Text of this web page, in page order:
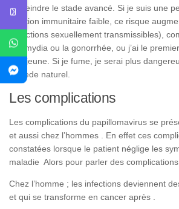
d’atteindre le stade avancé. Si je suis une
fonction immunitaire faible ce risque
(infections sexuellement transmissibles),
chlamydia ou la gonorrhée ou j’ai le premier
jeune Si je fume, je serai plus
remède naturel.
Les complications
Les complications du papillomavirus se
et aussi chez l’hommes . En effet ces
constatées lorsque le patient néglige les
maladie Alors pour parler des
Chez l’homme ; les infections deviennent
et qui se transforme en cancer après .